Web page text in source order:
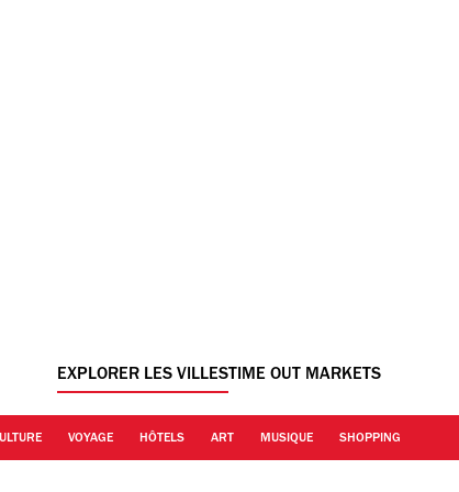
EXPLORER LES VILLESTIME OUT MARKETS
VOYAGE HÔTELS ART MUSIQUE SHOPPING